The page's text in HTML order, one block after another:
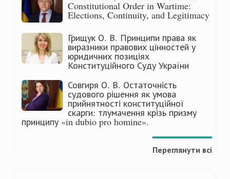
Constitutional Order in Wartime:
Elections, Continuity, and Legitimacy
Грищук О. В. Принципи права як
виразники правових цінностей у
юридичних позиціях
Конституційного Суду України
Совгиря О. В. Остаточність
судового рішення як умова
прийнятності конституційної
скарги: тлумачення крізь призму
принципу «in dubio pro homine».
Переглянути всі